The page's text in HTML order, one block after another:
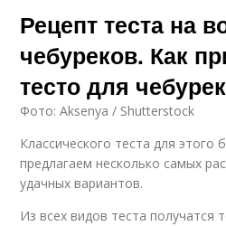
Рецепт теста на
чебуреков. Как
тесто для
Фото: Aksenya / Shutterstock
Классического теста для
предлагаем несколько самых
удачных вариантов.
Из всех видов теста получатся